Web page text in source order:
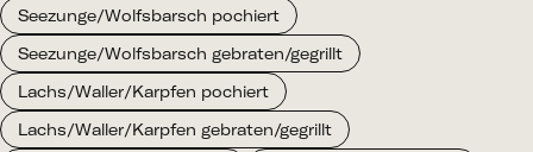
Seezunge/Wolfsbarsch pochiert
Seezunge/Wolfsbarsch gebraten/gegrillt
Lachs/Waller/Karpfen pochiert
Lachs/Waller/Karpfen gebraten/gegrillt